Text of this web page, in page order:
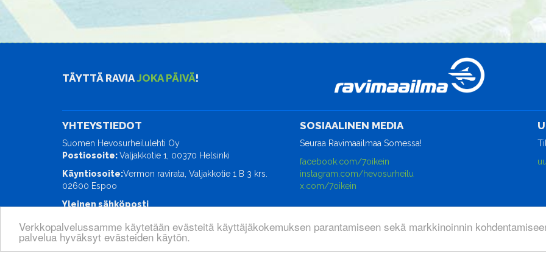
Verkkopalvelussamme käytetään evästeitä käyttäjäkokemuksen parantamiseen sekä markkinoinnin
palvelua hyväksyt evästeiden käytön.
TÄYTTÄ RAVIAJOKA PÄIVÄ!
YHTEYSTIEDOT
Suomen Hevosurheilulehti Oy
Postiosoite:Valjakkotie 1, 00370 Helsinki
Käyntiosoite:Vermon ravirata, Valjakkotie 1 B 3 krs.
02600 Espoo
Yleinen sähköposti
ravimaailma@hevosurheilu.fi
SOSIAALINEN MEDIA
Seuraa Ravimaailmaa Somessa!
facebook.com/7oikein
instagram.com/hevosurheilu
x.com/7oikein
© Suomen Hevosurheilulehti Oy| ToiminnanohjausjärjestelmäWisePlatformpowered byWiseNetwork